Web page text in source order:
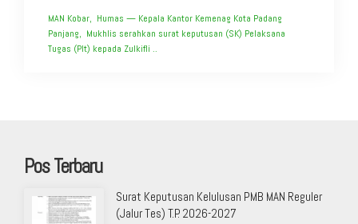
MAN Kobar, Humas — Kepala Kantor Kemenag Kota Padang
Panjang, Mukhlis serahkan surat keputusan (SK) Pelaksana
Tugas (Plt) kepada Zulkifli ..
Pos Terbaru
Surat Keputusan Kelulusan PMB MAN Reguler
(Jalur Tes) T.P. 2026-2027